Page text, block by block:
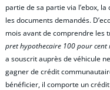
partie de sa partie via l’ebox,
les documents demandés.
mois avant de comprendre les
pret hypothecaire 100 pour cent
a souscrit auprès de véhicule
gagner de crédit
bénéficier, il comporte un